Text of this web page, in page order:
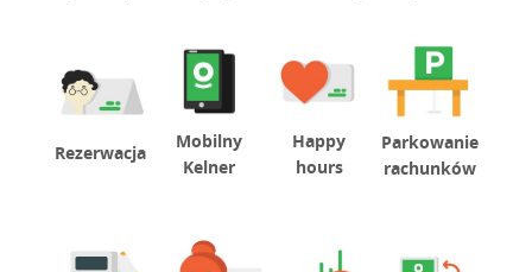
Rezerwacja
Mobilny
Kelner
Happy
hours
Parkowanie
rachunków